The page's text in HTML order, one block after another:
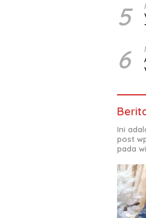
5
6
Ini
post
pada